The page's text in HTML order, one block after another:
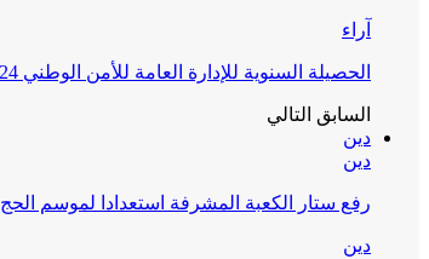
آراء
الحصيلة السنوية للإدارة العامة للأمن الوطني 2024
السابق التالي
دين
دين
رفع ستار الكعبة المشرفة استعدادا لموسم الحج
دين